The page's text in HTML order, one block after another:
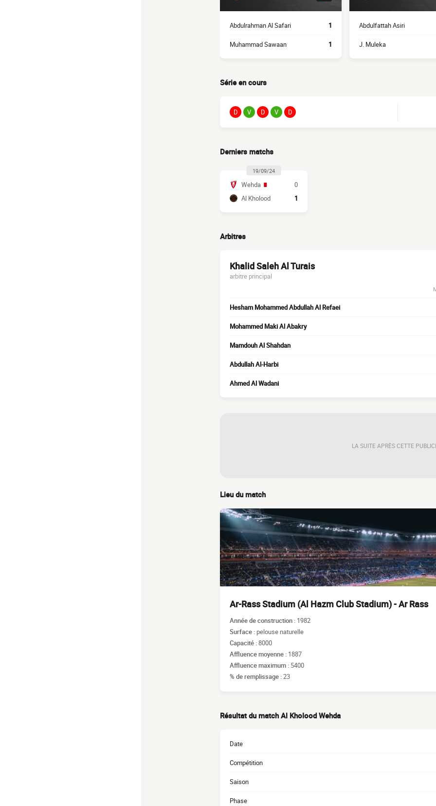
Abdulrahman Al Safari 1
Muhammad Sawaan 1
Abdulfattah Asiri
J. Muleka
Série en cours
D V D V D
Derniers matchs
19/09/24
Wehda
0
Al Kholood
1
Arbitres
Khalid Saleh Al Turais
arbitre principal
Hesham Mohammed Abdullah Al Refaei
Mohammed Maki Al Abakry
Mamdouh Al Shahdan
Abdullah Al-Harbi
Ahmed Al Wadani
LA SUITE APRÈS CETTE
Lieu du match
Ar-Rass Stadium (Al Hazm Club Stadium) - Ar Rass
Année de construction : 1982
Surface : pelouse naturelle
Capacité :8000
Affluence moyenne : 1887
Affluence maximum : 5400
% de remplissage :23
Résultat du match Al Kholood Wehda
Date
Compétition
Saison
Phase